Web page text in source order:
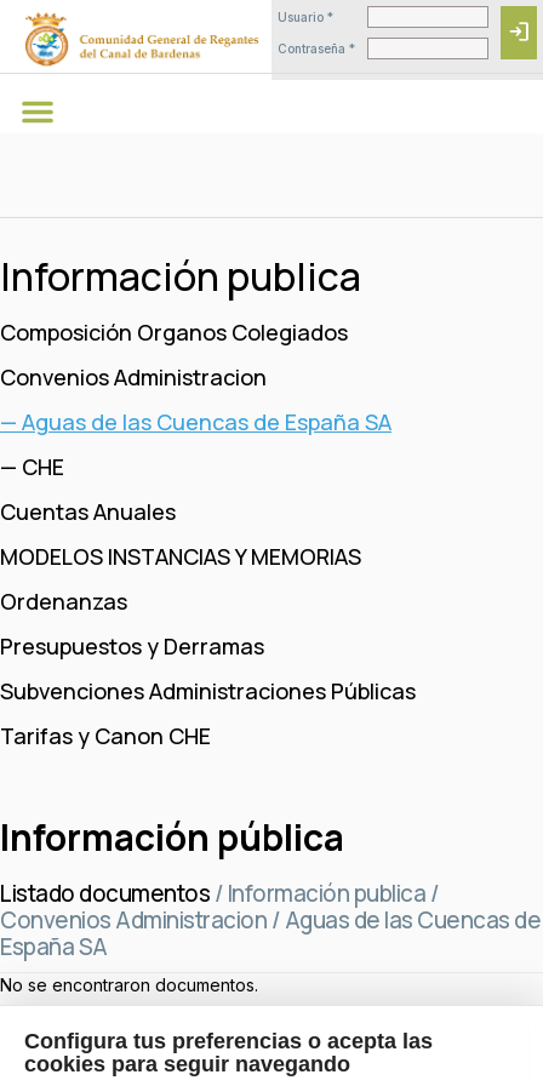
Configura tus preferencias o acepta las
cookies para seguir navegando
Usuario *
Contraseña *
login
Información publica
Composición Organos Colegiados
Convenios Administracion
— Aguas de las Cuencas de España SA
— CHE
Cuentas Anuales
MODELOS INSTANCIAS Y MEMORIAS
Ordenanzas
Presupuestos y Derramas
Subvenciones Administraciones Públicas
Tarifas y Canon CHE
Información pública
Listado documentos/Información publica/
Convenios Administracion/Aguas de las Cuencas de
España SA
No se encontraron documentos.